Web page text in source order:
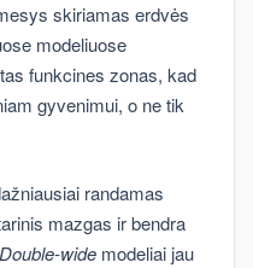
skiriamas erdvės
modeliuose
funkcines zonas, kad
gyvenimui, o ne tik
randamas
mazgas ir bendra
Double-wide modeliai jau